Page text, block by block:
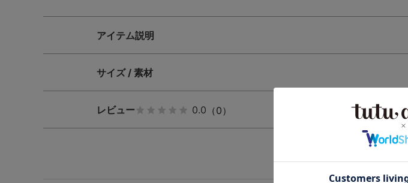
M-AB M-CD M-EF
L-CD
アイテム説明
サイズ / 素材
レビュー 0.0 （0）
この商品と一緒